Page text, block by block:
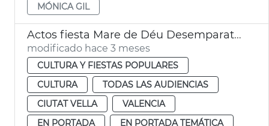
MÓNICA GIL
Actos fiesta Mare de Déu Desemparats València
modificado hace 3 meses
CULTURA Y FIESTAS POPULARES
CULTURA
TODAS LAS AUDIENCIAS
CIUTAT VELLA
VALENCIA
EN PORTADA
EN PORTADA TEMÁTICA